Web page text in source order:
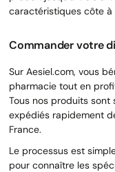
caractéristiques côte à
Commander votre
Sur Aesiel.com, vous
pharmacie tout en
Tous nos produits
expédiés rapidement
France.
Le processus est
pour connaître les